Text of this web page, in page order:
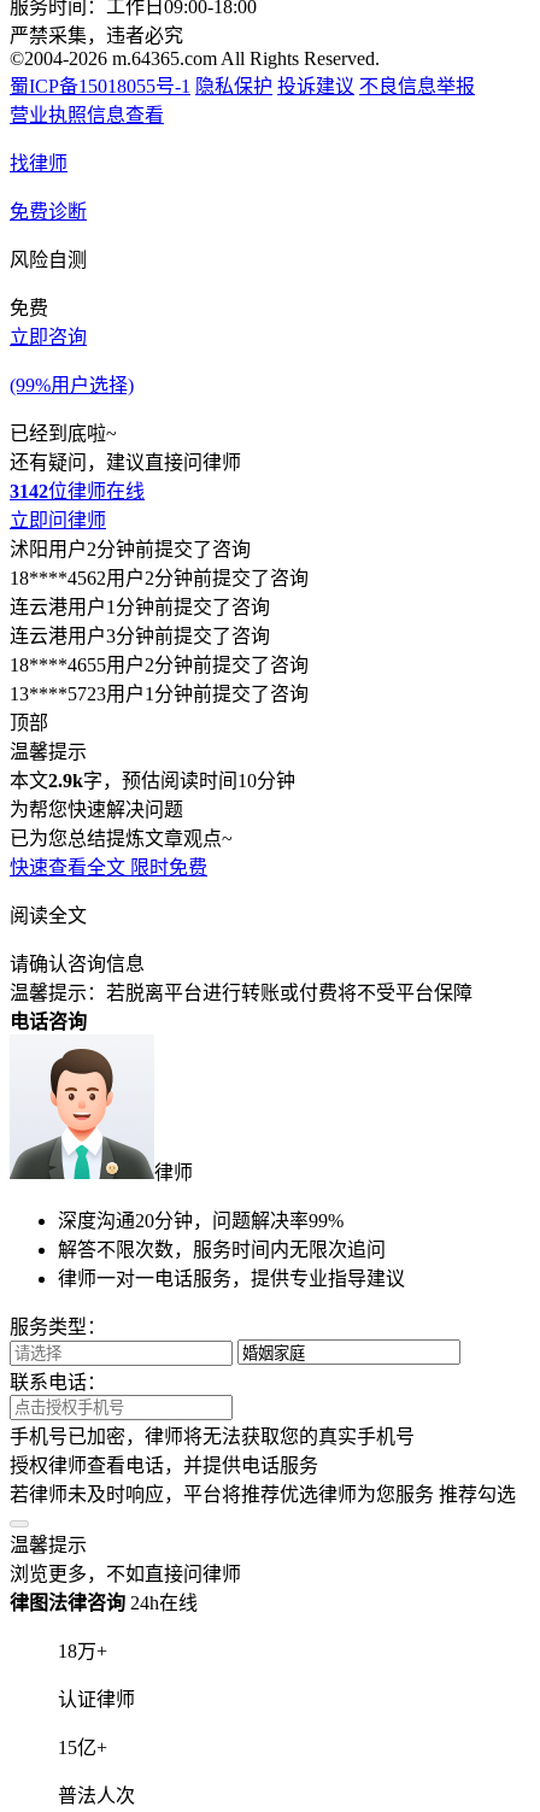
服务时间：工作日09:00-18:00
严禁采集，违者必究
©2004-2026 m.64365.com All Rights Reserved.
蜀ICP备15018055号-1 隐私保护 投诉建议 不良信息举报
营业执照信息查看
找律师
免费诊断
风险自测
免费
立即咨询
(99%用户选择)
已经到底啦~
还有疑问，建议直接问律师
3142位律师在线
立即问律师
沭阳用户2分钟前提交了咨询
18****4562用户2分钟前提交了咨询
连云港用户1分钟前提交了咨询
连云港用户3分钟前提交了咨询
18****4655用户2分钟前提交了咨询
13****5723用户1分钟前提交了咨询
顶部
温馨提示
本文2.9k字，预估阅读时间10分钟
为帮您快速解决问题
已为您总结提炼文章观点~
快速查看全文 限时免费
阅读全文
请确认咨询信息
温馨提示：若脱离平台进行转账或付费将不受平台保障
电话咨询
律师
深度沟通20分钟，问题解决率99%
解答不限次数，服务时间内无限次追问
律师一对一电话服务，提供专业指导建议
服务类型：
联系电话：
手机号已加密，律师将无法获取您的真实手机号
授权律师查看电话，并提供电话服务
若律师未及时响应，平台将推荐优选律师为您服务 推荐勾选
温馨提示
浏览更多，不如直接问律师
律图法律咨询 24h在线
18万+
认证律师
15亿+
普法人次